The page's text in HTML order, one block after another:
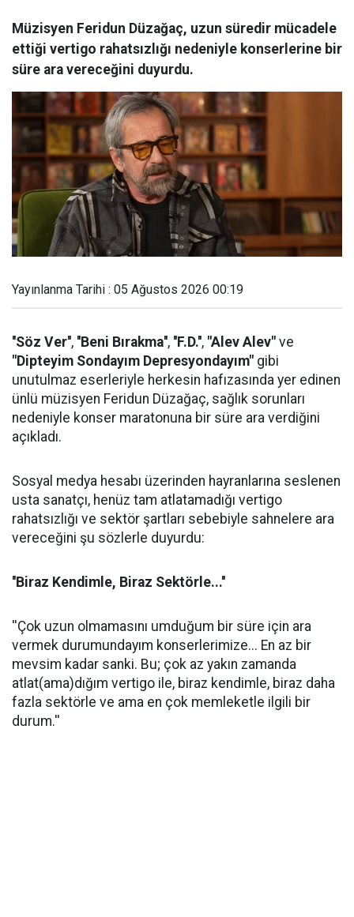
Müzisyen Feridun Düzağaç, uzun süredir mücadele
ettiği vertigo rahatsızlığı nedeniyle konserlerine bir
süre ara vereceğini duyurdu.
Yayınlanma Tarihi : 05 Ağustos 2026 00:19
''Söz Ver'', ''Beni Bırakma'', ''F.D.'', "Alev Alev" ve
"Dipteyim Sondayım Depresyondayım" gibi
unutulmaz eserleriyle herkesin hafızasında yer edinen
ünlü müzisyen Feridun Düzağaç, sağlık sorunları
nedeniyle konser maratonuna bir süre ara verdiğini
açıkladı.
Sosyal medya hesabı üzerinden hayranlarına seslenen
usta sanatçı, henüz tam atlatamadığı vertigo
rahatsızlığı ve sektör şartları sebebiyle sahnelere ara
vereceğini şu sözlerle duyurdu:
''Biraz Kendimle, Biraz Sektörle...''
''Çok uzun olmamasını umduğum bir süre için ara
vermek durumundayım konserlerimize... En az bir
mevsim kadar sanki. Bu; çok az yakın zamanda
atlat(ama)dığım vertigo ile, biraz kendimle, biraz daha
fazla sektörle ve ama en çok memleketle ilgili bir
durum.''